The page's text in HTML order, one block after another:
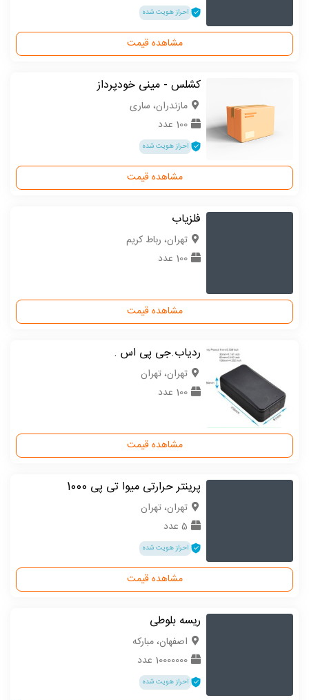
احراز هویت شده
مشاهده قیمت
کشلس - مینی خودپرداز
مازندران، ساری
100 عدد
احراز هویت شده
مشاهده قیمت
فلزیاب
تهران، رباط کریم
100 عدد
مشاهده قیمت
ردیاب.جی پی اس .
تهران، تهران
100 عدد
مشاهده قیمت
پرینتر حرارتی میوا تی پی 1000
تهران، تهران
5 عدد
احراز هویت شده
مشاهده قیمت
ریسه بلوطی
اصفهان، مبارکه
10000000 عدد
احراز هویت شده